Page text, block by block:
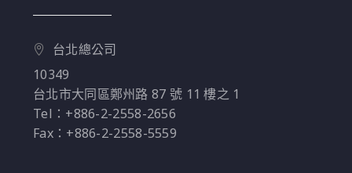
者又該如何分辨真實能
力與過度期待之間的差
異？
台北總公司
10349
台北市大同區鄭州路 87 號 11 樓之 1
Tel：+886-2-2558-2656
Fax：+886-2-2558-5559